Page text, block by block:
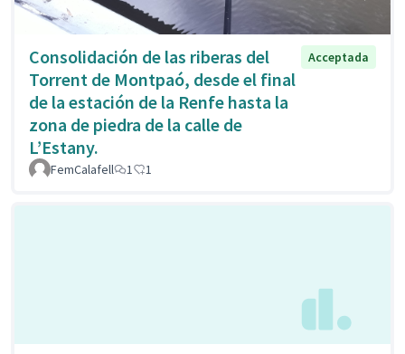
Consolidación de las riberas del
Torrent de Montpaó, desde el final
de la estación de la Renfe hasta la
zona de piedra de la calle de
L’Estany.
Acceptada
FemCalafell 1 1